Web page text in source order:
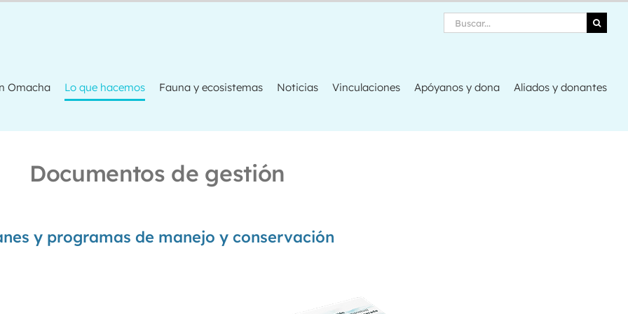
Search
Omacha Lo que hacemos Fauna y ecosistemas Noticias Vinculaciones Apóyanos y dona Aliados y donantes
Documentos de gestión
y programas de manejo y conservación